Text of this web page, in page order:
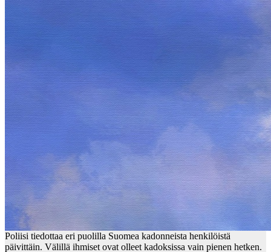
Poliisi tiedottaa eri puolilla Suomea kadonneista henkilöistä
päivittäin. Välillä ihmiset ovat olleet kadoksissa vain pienen hetken.